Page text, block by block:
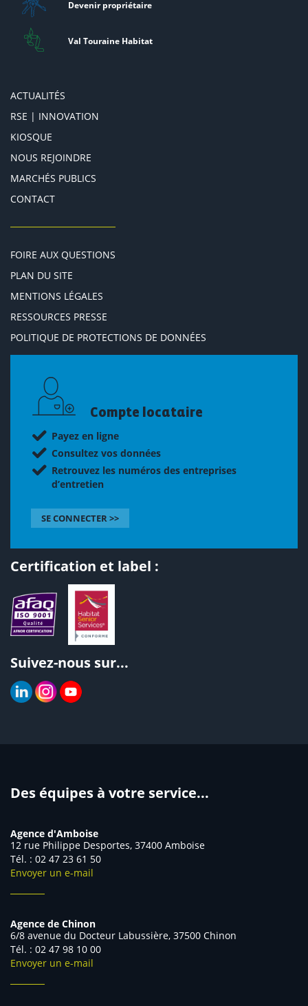
Devenir propriétaire
Val Touraine Habitat
ACTUALITÉS
RSE | INNOVATION
KIOSQUE
NOUS REJOINDRE
MARCHÉS PUBLICS
CONTACT
FOIRE AUX QUESTIONS
PLAN DU SITE
MENTIONS LÉGALES
RESSOURCES PRESSE
POLITIQUE DE PROTECTIONS DE DONNÉES
Compte locataire
Payez en ligne
Consultez vos données
Retrouvez les numéros des entreprises
d’entretien
SE CONNECTER >>
Certification et label :
Suivez-nous sur...
Des équipes à votre service...
Agence d'Amboise
12 rue Philippe Desportes, 37400 Amboise
Tél. : 02 47 23 61 50
Envoyer un e-mail
Agence de Chinon
6/8 avenue du Docteur Labussière, 37500 Chinon
Tél. : 02 47 98 10 00
Envoyer un e-mail